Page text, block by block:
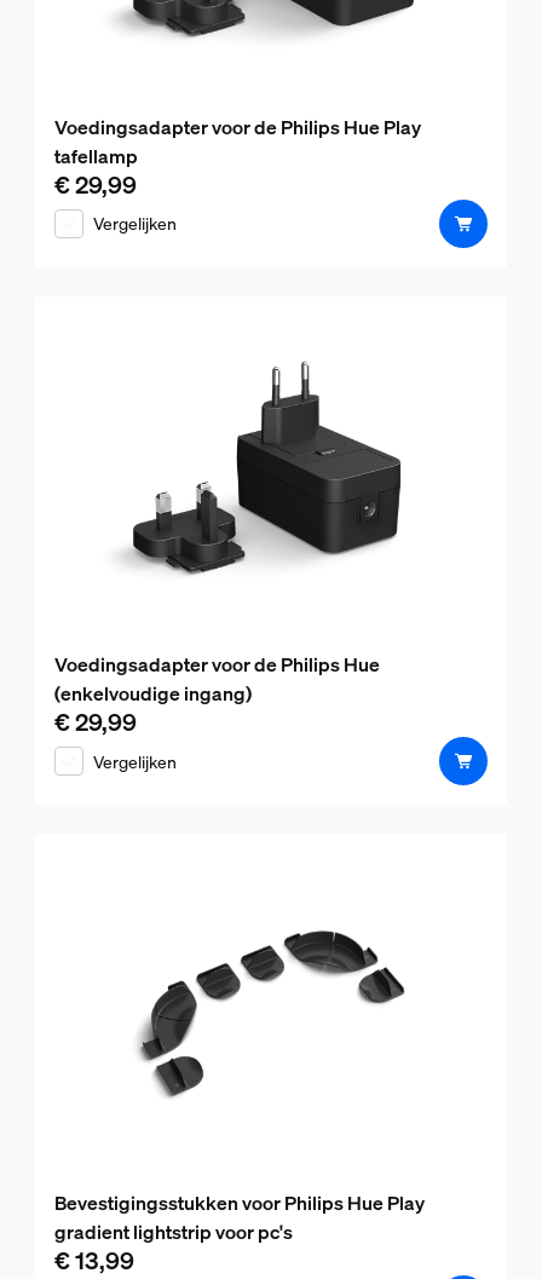
Voedingsadapter voor de Philips Hue Play
tafellamp
De huidige prijs is € 29,99
€ 29,99
Vergelijken
Voedingsadapter voor de Philips Hue
(enkelvoudige ingang)
De huidige prijs is € 29,99
€ 29,99
Vergelijken
Bevestigingsstukken voor Philips Hue Play
gradient lightstrip voor pc's
De huidige prijs is € 13,99
€ 13,99